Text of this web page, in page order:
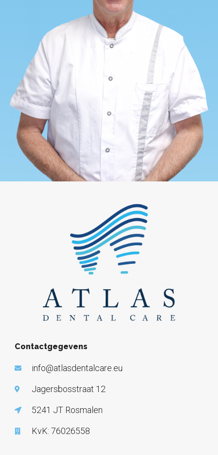
Contactgegevens
info@atlasdentalcare.eu
Jagersbosstraat 12
5241 JT Rosmalen
KvK: 76026558